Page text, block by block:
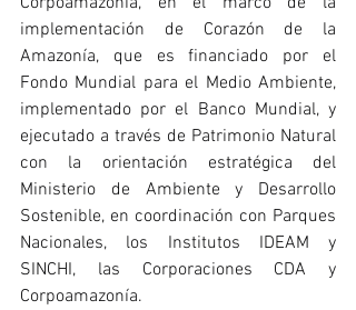
implementación de Corazón de la
Amazonía, que es financiado por el
Fondo Mundial para el Medio Ambiente,
implementado por el Banco Mundial, y
ejecutado a través de Patrimonio Natural
con la orientación estratégica del
Ministerio de Ambiente y Desarrollo
Sostenible, en coordinación con Parques
Nacionales, los Institutos IDEAM y
SINCHI, las Corporaciones CDA y
Corpoamazonía.